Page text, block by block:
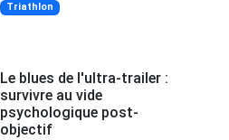
Triathlon
Le blues de l'ultra-trailer :
survivre au vide
psychologique post-
objectif